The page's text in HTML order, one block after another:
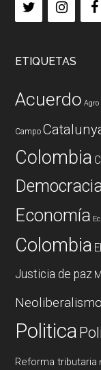
ETIQUETAS
Acuerdo Agro
Campo
Colombia
Economía
Colombia
Justicia de paz
Neoliberalismo
Politica
Reforma tributaria